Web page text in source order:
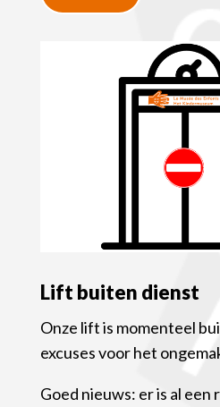
Lift buiten dienst
Onze lift is momenteel
excuses voor het
Goed nieuws: er is al